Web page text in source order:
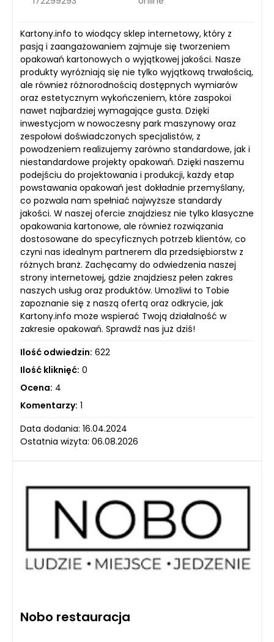
Kartony.info to wiodący sklep internetowy, który z
pasją i zaangażowaniem zajmuje się tworzeniem
opakowań kartonowych o wyjątkowej jakości. Nasze
produkty wyróżniają się nie tylko wyjątkową trwałością,
ale również różnorodnością dostępnych wymiarów
oraz estetycznym wykończeniem, które zaspokoi
nawet najbardziej wymagające gusta. Dzięki
inwestycjom w nowoczesny park maszynowy oraz
zespołowi doświadczonych specjalistów, z
powodzeniem realizujemy zarówno standardowe, jak i
niestandardowe projekty opakowań. Dzięki naszemu
podejściu do projektowania i produkcji, każdy etap
powstawania opakowań jest dokładnie przemyślany,
co pozwala nam spełniać najwyższe standardy
jakości. W naszej ofercie znajdziesz nie tylko klasyczne
opakowania kartonowe, ale również rozwiązania
dostosowane do specyficznych potrzeb klientów, co
czyni nas idealnym partnerem dla przedsiębiorstw z
różnych branż. Zachęcamy do odwiedzenia naszej
strony internetowej, gdzie znajdziesz pełen zakres
naszych usług oraz produktów. Umożliwi to Tobie
zapoznanie się z naszą ofertą oraz odkrycie, jak
Kartony.info może wspierać Twoją działalność w
zakresie opakowań. Sprawdź nas już dziś!
Ilość odwiedzin: 622
Ilość kliknięć: 0
Ocena: 4
Komentarzy: 1
Data dodania: 16.04.2024
Ostatnia wizyta: 06.08.2026
Nobo restauracja